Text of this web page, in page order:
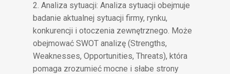
2. Analiza sytuacji: Analiza sytuacji obejmuje
badanie aktualnej sytuacji firmy, rynku,
konkurencji i otoczenia zewnętrznego. Może
obejmować SWOT analizę (Strengths,
Weaknesses, Opportunities, Threats), która
pomaga zrozumieć mocne i słabe strony